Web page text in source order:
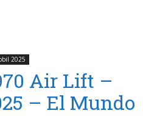
2025
Air Lift –
– El Mundo